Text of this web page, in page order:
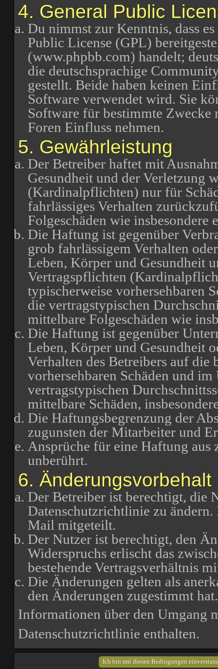
4. General Public
Du nimmst zur Kenntnis, dass
Public License (GPL)
(www.phpbb.com) handelt;
die deutschsprachige
gestellt. Beide haben keinen
Software verwendet wird. Sie
Software für bestimmte Zwecke
Foren Einfluss nehmen.
5. Gewährleistung
Der Betreiber haftet mit
Gesundheit und der Verletzung
(Kardinalpflichten) nur für
fahrlässiges Verhalten
Folgeschäden wie insbesondere
Die Haftung ist gegenüber
grob fahrlässigem Verhalten
Leben, Körper und Gesundheit
Vertragspflichten
typischerweise vorhersehbaren
die vertragstypischen
mittelbare Folgeschäden wie
Die Haftung ist gegenüber
Leben, Körper und Gesundheit
Verhalten des Betreibers auf die
vorhersehbaren Schäden und
vertragstypischen
mittelbare Schäden,
Die Haftungsbegrenzung der
zugunsten der Mitarbeiter und
Ansprüche für eine Haftung
unberührt.
6. Änderungsvorbehalt
Der Betreiber ist berechtigt, die
Datenschutzrichtlinie zu
Mail mitgeteilt.
Der Nutzer ist berechtigt, den
Widerspruchs erlischt das
bestehende Vertragsverhältnis
Die Änderungen gelten als
den Änderungen zugestimmt hat.
Informationen über den Umgang
Datenschutzrichtlinie enthalten.